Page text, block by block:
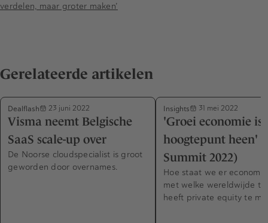
verdelen, maar groter maken’
Gerelateerde artikelen
Dealflash 23 juni 2022
Visma neemt Belgische
SaaS scale-up over
De Noorse cloudspecialist is groot
geworden door overnames.
Insights 31 mei 2022
'Groei economie is
hoogtepunt heen'
Summit 2022)
Hoe staat we er
met welke wereldwijde
heeft private equity te